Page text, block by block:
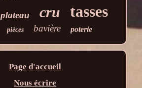
plateau cru tasses
pièces bavière poterie
Page d'accueil
Nous écrire